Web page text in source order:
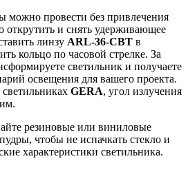
можно провести без привлечения
открутить и снять удерживающее
линзу ARL-36-CBT в
кольцо по часовой стрелке. За
светильник и получаете
освещения для вашего проекта.
GERA, угол излучения
резиновые или виниловые
чтобы не испачкать стекло и
характеристики светильника.